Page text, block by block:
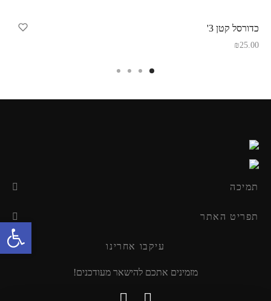
פתח סרגל נגישות
המחיר
כדורסל קטן 3'
₪25.00
תמיכה
תפריט האתר
עיקבו אחרינו
מזמינים אתכם להישאר מעודכנים!